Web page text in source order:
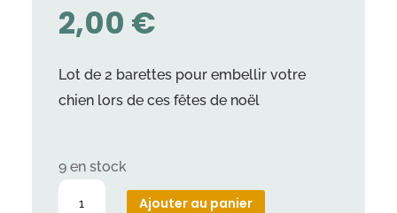
2,00 €
Lot de 2 barettes pour embellir votre
chien lors de ces fêtes de noël
9 en stock
quantité
Ajouter au panier